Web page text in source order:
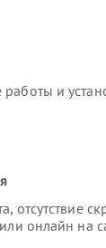
и
отсутствие
онлайн на